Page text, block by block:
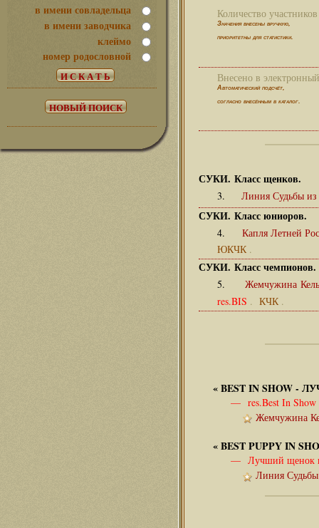
в имени совладельца
в имени заводчика
клеймо
номер родословной
Количество
Значения внесены вручную,
приоритетны для статистики.
Внесено в
Автоматический подсчёт,
согласно внесённым в каталог.
СУКИ. Класс щенков.
3. Линия Судьбы
СУКИ. Класс юниоров.
4.Капля Летней
ЮКЧК .
СУКИ. Класс чемпионов.
5. Жемчужина
res.BIS . КЧК .
«BEST IN SHOW -
— res.Best In Show
Жемчужина
«BEST PUPPY IN
— Лучший щенок
Линия